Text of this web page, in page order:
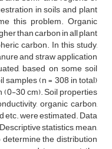
in soils and plant
this problem. Organic
than carbon in all plant
carbon. In this study,
and straw application
based on some soil
samples (n = 308 in total)
(0-30 cm). Soil properties
organic carbon,
etc. were estimated. Data
statistics, mean,
the distribution